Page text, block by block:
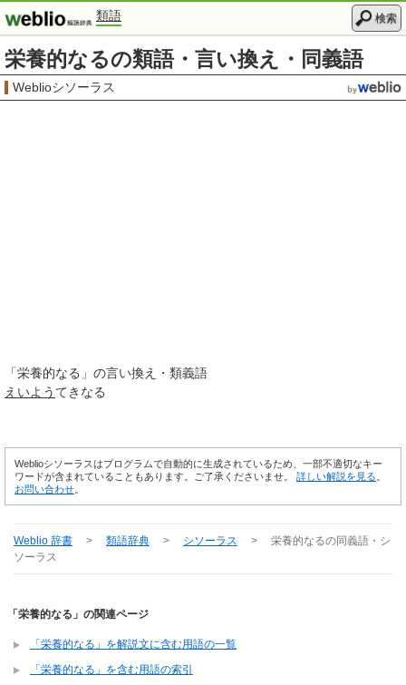
類語 検索
栄養的なるの類語・言い換え・同義語
Weblioシソーラス
「栄養的なる 」の言い換え・類義語
えいよう てきなる
Weblioシソーラスはプログラムで自動的に生成されているため、一部不適切なキー
ワードが含まれていることもあります。ご了承くださいませ。 詳しい解説を見る
お問い合わせ
Weblio 辞書 > 類語辞典 > シソーラス > 栄養的なるの同義語・シ
ソーラス
「栄養的なる」の関連ページ
「栄養的なる」を解説文に含む用語の一覧
「栄養的なる」を含む用語の索引